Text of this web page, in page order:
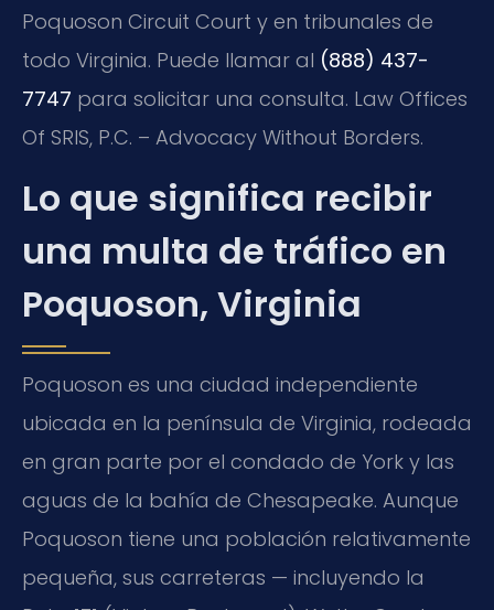
Poquoson Circuit Court y en tribunales de
todo Virginia. Puede llamar al (888) 437-
7747 para solicitar una consulta. Law Offices
Of SRIS, P.C. – Advocacy Without Borders.
Lo que significa recibir
una multa de tráfico en
Poquoson, Virginia
Poquoson es una ciudad independiente
ubicada en la península de Virginia, rodeada
en gran parte por el condado de York y las
aguas de la bahía de Chesapeake. Aunque
Poquoson tiene una población relativamente
pequeña, sus carreteras — incluyendo la